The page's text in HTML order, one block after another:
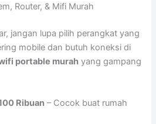
Router, & Mifi Murah
jangan lupa pilih perangkat yang
mobile dan butuh koneksi di
portable murah yang gampang
Ribuan – Cocok buat rumah